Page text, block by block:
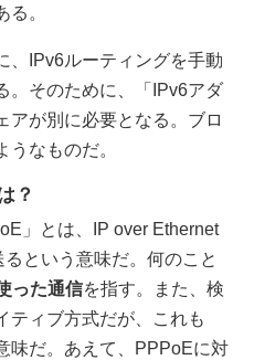
。
IPv6ルーティングを手動
。そのために、「IPv6アダ
アが別に必要となる。ブロ
なものだ。
？
」とは、IP over Ethernet
という意味だ。何のこと
った通信を指す。また、検
ティブ方式だが、これも
味だ。あえて、PPPoEに対